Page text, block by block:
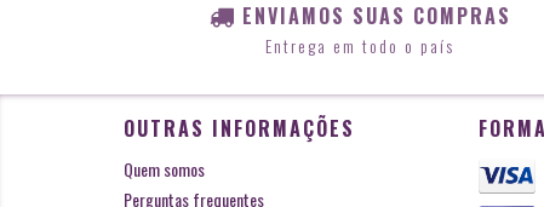
ENVIAMOS SUAS COMPRAS
Entrega em todo o país
OUTRAS INFORMAÇÕES
Quem somos
Perguntas frequentes